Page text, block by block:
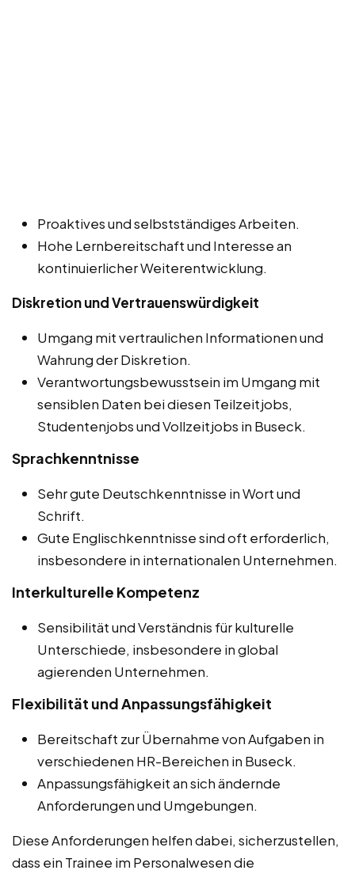
Proaktives und selbstständiges Arbeiten.
Hohe Lernbereitschaft und Interesse an
kontinuierlicher Weiterentwicklung.
Diskretion und Vertrauenswürdigkeit
Umgang mit vertraulichen Informationen und
Wahrung der Diskretion.
Verantwortungsbewusstsein im Umgang mit
sensiblen Daten bei diesen Teilzeitjobs,
Studentenjobs und Vollzeitjobs in Buseck.
Sprachkenntnisse
Sehr gute Deutschkenntnisse in Wort und
Schrift.
Gute Englischkenntnisse sind oft erforderlich,
insbesondere in internationalen Unternehmen.
Interkulturelle Kompetenz
Sensibilität und Verständnis für kulturelle
Unterschiede, insbesondere in global
agierenden Unternehmen.
Flexibilität und Anpassungsfähigkeit
Bereitschaft zur Übernahme von Aufgaben in
verschiedenen HR-Bereichen in Buseck.
Anpassungsfähigkeit an sich ändernde
Anforderungen und Umgebungen.
Diese Anforderungen helfen dabei, sicherzustellen,
dass ein Trainee im Personalwesen die